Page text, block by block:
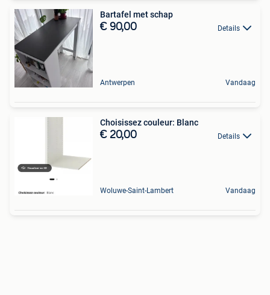
Bartafel met schap
€ 90,00 Details
Antwerpen Vandaag
Choisissez couleur: Blanc
€ 20,00 Details
Woluwe-Saint-Lambert Vandaag